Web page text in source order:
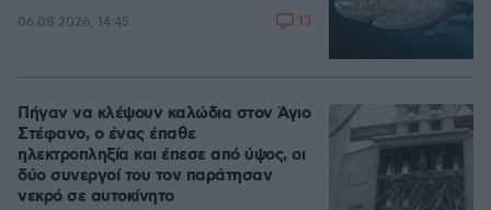
06.08.2026, 14:45 13
Πήγαν να κλέψουν καλώδια στον Άγιο
Στέφανο, ο ένας έπαθε
ηλεκτροπληξία και έπεσε από ύψος, οι
δύο συνεργοί του τον παράτησαν
νεκρό σε αυτοκίνητο